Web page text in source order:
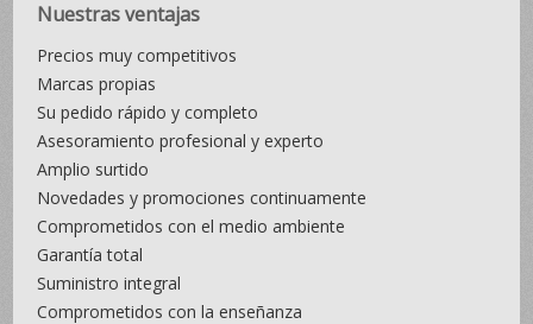
Nuestras ventajas
Precios muy competitivos
Marcas propias
Su pedido rápido y completo
Asesoramiento profesional y experto
Amplio surtido
Novedades y promociones continuamente
Comprometidos con el medio ambiente
Garantía total
Suministro integral
Comprometidos con la enseñanza